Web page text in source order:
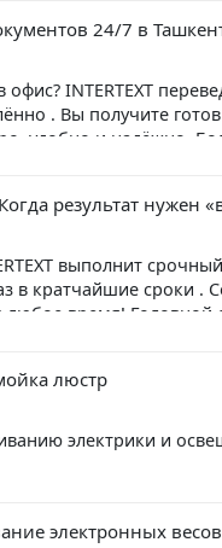
как новая. // Для
сразу 5 минут и
или в любое
и праздников 24/7. //
24/7 в
офис? INTERTEXT
. Вы получите
удобно и надёжно.
Инконель, 7 эт., 701
результат нужен
выполнит
в кратчайшие сроки .
любое время! Головной
58-33
люстр
электрики и
электронных